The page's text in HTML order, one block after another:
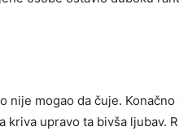
nije mogao da čuje.
upravo ta bivša ljubav.